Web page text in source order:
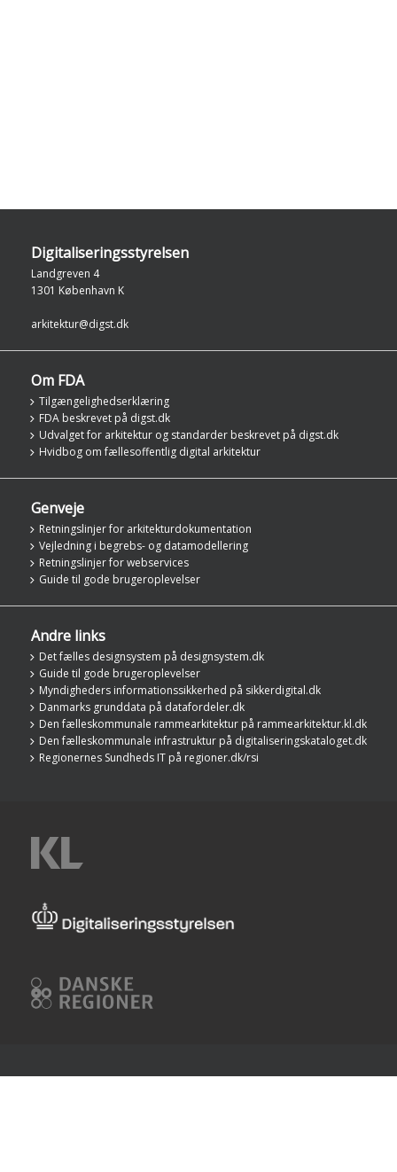
Digitaliseringsstyrelsen
Landgreven 4
1301 København K
arkitektur@digst.dk
Om FDA
Tilgængelighedserklæring
FDA beskrevet på digst.dk
Udvalget for arkitektur og standarder beskrevet på digst.dk
Hvidbog om fællesoffentlig digital arkitektur
Genveje
Retningslinjer for arkitekturdokumentation
Vejledning i begrebs- og datamodellering
Retningslinjer for webservices
Guide til gode brugeroplevelser
Andre links
Det fælles designsystem på designsystem.dk
Guide til gode brugeroplevelser
Myndigheders informationssikkerhed på sikkerdigital.dk
Danmarks grunddata på datafordeler.dk
Den fælleskommunale rammearkitektur på rammearkitektur.kl.dk
Den fælleskommunale infrastruktur på digitaliseringskataloget.dk
Regionernes Sundheds IT på regioner.dk/rsi